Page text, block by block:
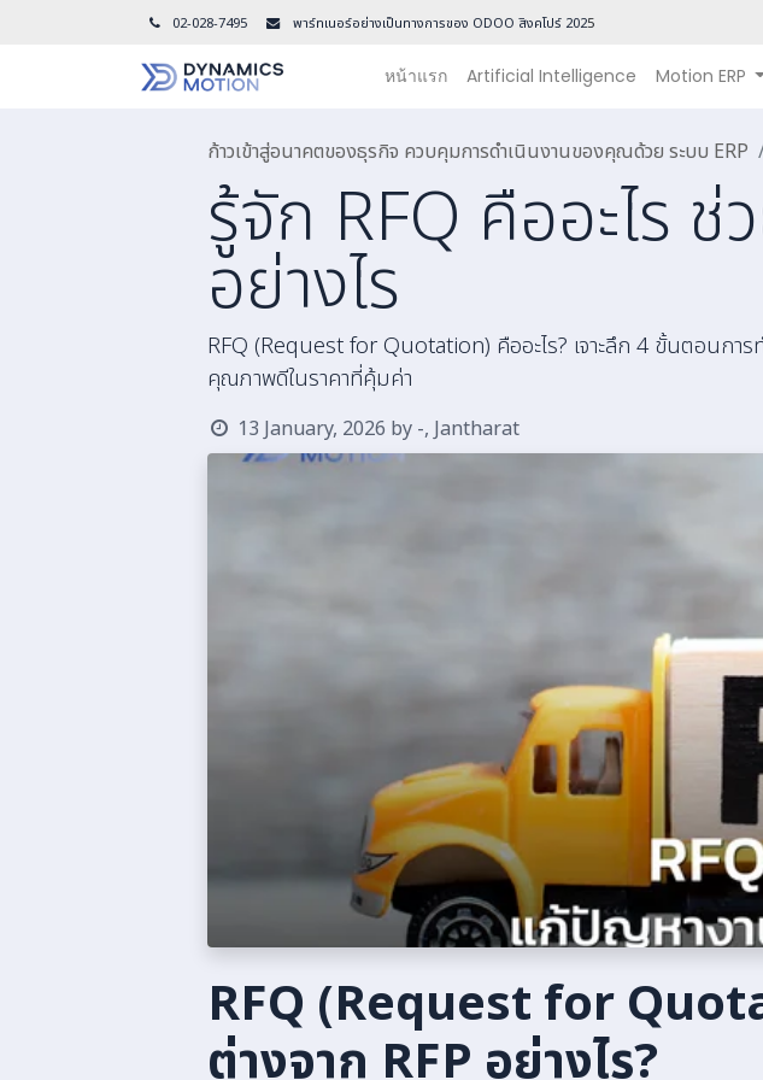
02-028-7495 พาร์ทเนอร์อย่างเป็นทางการของ ODOO สิงคโปร์ 2025
หน้าแรก Artificial Intelligence Motion ERP
ก้าวเข้าสู่อนาคตของธุรกิจ ควบคุมการดำเนินงานของคุณด้วย ระบบ ERP
รู้จัก RFQ คืออะไร
อย่างไร
RFQ (Request for Quotation) คืออะไร? เจาะลึก 4 ขั้นตอนการ
คุณภาพดีในราคาที่คุ้มค่า
13 January, 2026 by -, Jantharat
RFQ (Request for
ต่างจาก RFP อย่างไร?